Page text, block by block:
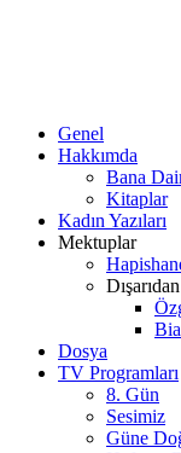
Genel
Hakkımda
Bana
Kitaplar
Kadın Yazıları
Mektuplar
Dosya
TV Programları
8. Gün
Sesimiz
Güne